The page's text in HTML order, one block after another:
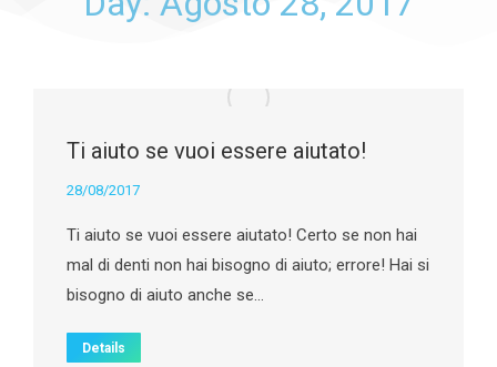
Ti aiuto se vuoi essere aiutato!
28/08/2017
Ti aiuto se vuoi essere aiutato! Certo se non hai
mal di denti non hai bisogno di aiuto; errore! Hai si
bisogno di aiuto anche se…
Details